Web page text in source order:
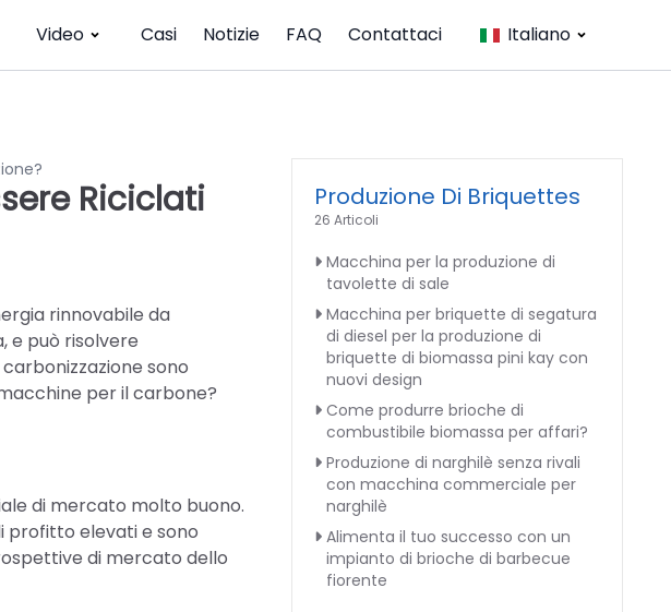
Video Casi Notizie FAQ Contattaci Italiano
Riciclati
rinnovabile da
e può risolvere
sono
per il carbone?
di mercato molto buono.
profitto elevati e sono
di mercato dello
Produzione Di Briquettes
26 Articoli
Macchina per la produzione di
tavolette di sale
Macchina per briquette di segatura
di diesel per la produzione di
briquette di biomassa pini kay con
nuovi design
Come produrre brioche di
combustibile biomassa per affari?
Produzione di narghilè senza rivali
con macchina commerciale per
narghilè
Alimenta il tuo successo con un
impianto di brioche di barbecue
fiorente